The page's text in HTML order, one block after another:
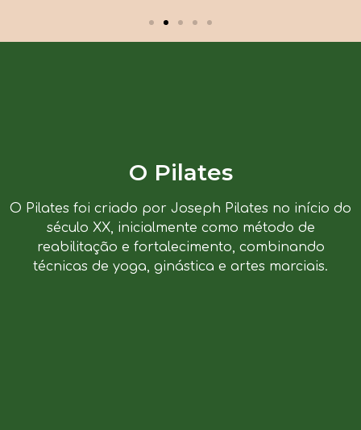
O Pilates
O Pilates foi criado por Joseph Pilates no início do
século XX, inicialmente como método de
reabilitação e fortalecimento, combinando
técnicas de yoga, ginástica e artes marciais.